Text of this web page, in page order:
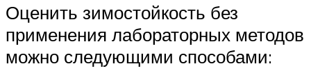
Оценить зимостойкость без
применения лабораторных методов
можно следующими способами: